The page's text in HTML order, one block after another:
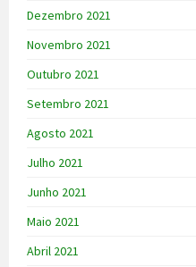
Dezembro 2021
Novembro 2021
Outubro 2021
Setembro 2021
Agosto 2021
Julho 2021
Junho 2021
Maio 2021
Abril 2021